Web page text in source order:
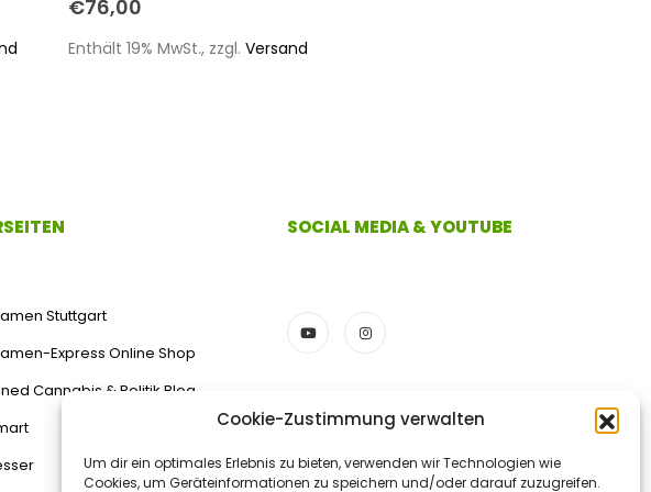
Cookie-Zustimmung verwalten
Um dir ein optimales Erlebnis zu bieten, verwenden wir Technologien wie
Cookies, um Geräteinformationen zu speichern und/oder darauf zuzugreifen.
€76,00
Enthält 19% MwSt., zzgl.Versand
Stuttgart
Express Online Shop
Cannabis & Politik Blog
SOCIAL MEDIA & YOUTUBE